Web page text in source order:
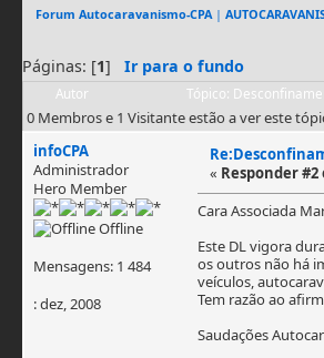
Forum Autocaravanismo-CPA|
Páginas: [1] Ir para o fundo
Autor Tópico:
0 Membros e 1 Visitante estão a ver este
infoCPA
Administrador
Hero Member
Offline
Mensagens: 1 484
: dez, 2008
« Responder #2
Cara Associada
Este DL vigora
os outros não há
veículos,
Tem razão ao
Saudações